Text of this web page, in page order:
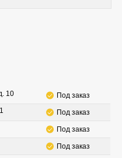
10
Под заказ
Под заказ
Под заказ
Под заказ